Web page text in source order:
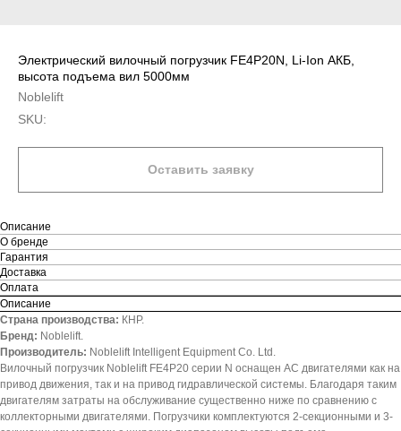
Электрический вилочный погрузчик FE4P20N, Li-Ion АКБ,
высота подъема вил 5000мм
Noblelift
SKU:
Оставить заявку
Описание
О бренде
Гарантия
Доставка
Оплата
Описание
Страна производства: КНР.
Бренд: Noblelift.
Производитель: Noblelift Intelligent Equipment Co. Ltd.
Вилочный погрузчик Noblelift FE4P20 серии N оснащен АС двигателями как на
привод движения, так и на привод гидравлической системы. Благодаря таким
двигателям затраты на обслуживание существенно ниже по сравнению с
коллекторными двигателями. Погрузчики комплектуются 2-секционными и 3-